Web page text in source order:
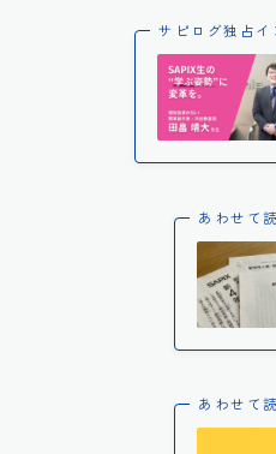
サピログ独占イ
あわせて
あわせて